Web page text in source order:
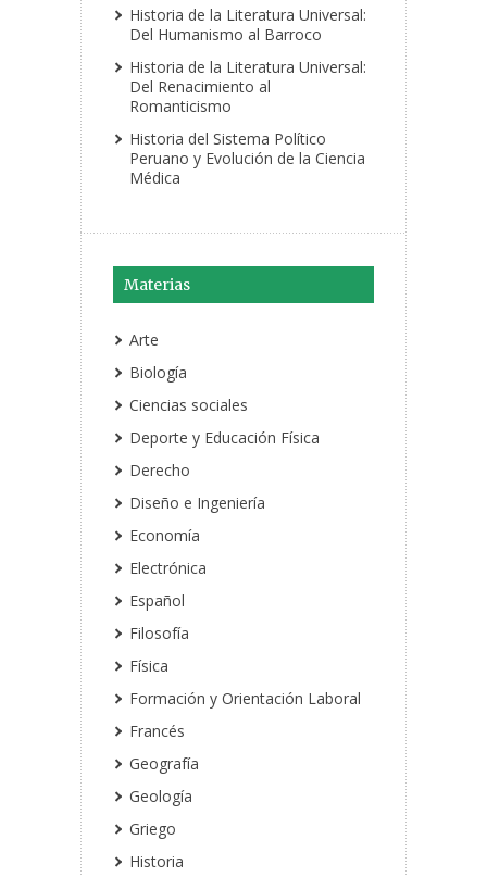
Historia de la Literatura Universal:
Del Humanismo al Barroco
Historia de la Literatura Universal:
Del Renacimiento al
Romanticismo
Historia del Sistema Político
Peruano y Evolución de la Ciencia
Médica
Materias
Arte
Biología
Ciencias sociales
Deporte y Educación Física
Derecho
Diseño e Ingeniería
Economía
Electrónica
Español
Filosofía
Física
Formación y Orientación Laboral
Francés
Geografía
Geología
Griego
Historia